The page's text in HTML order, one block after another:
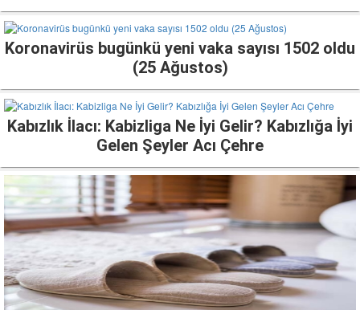
Koronavirüs bugünkü yeni vaka sayısı 1502 oldu
(25 Ağustos)
Kabızlık İlacı: Kabizliga Ne İyi Gelir? Kabızlığa İyi
Gelen Şeyler Acı Çehre